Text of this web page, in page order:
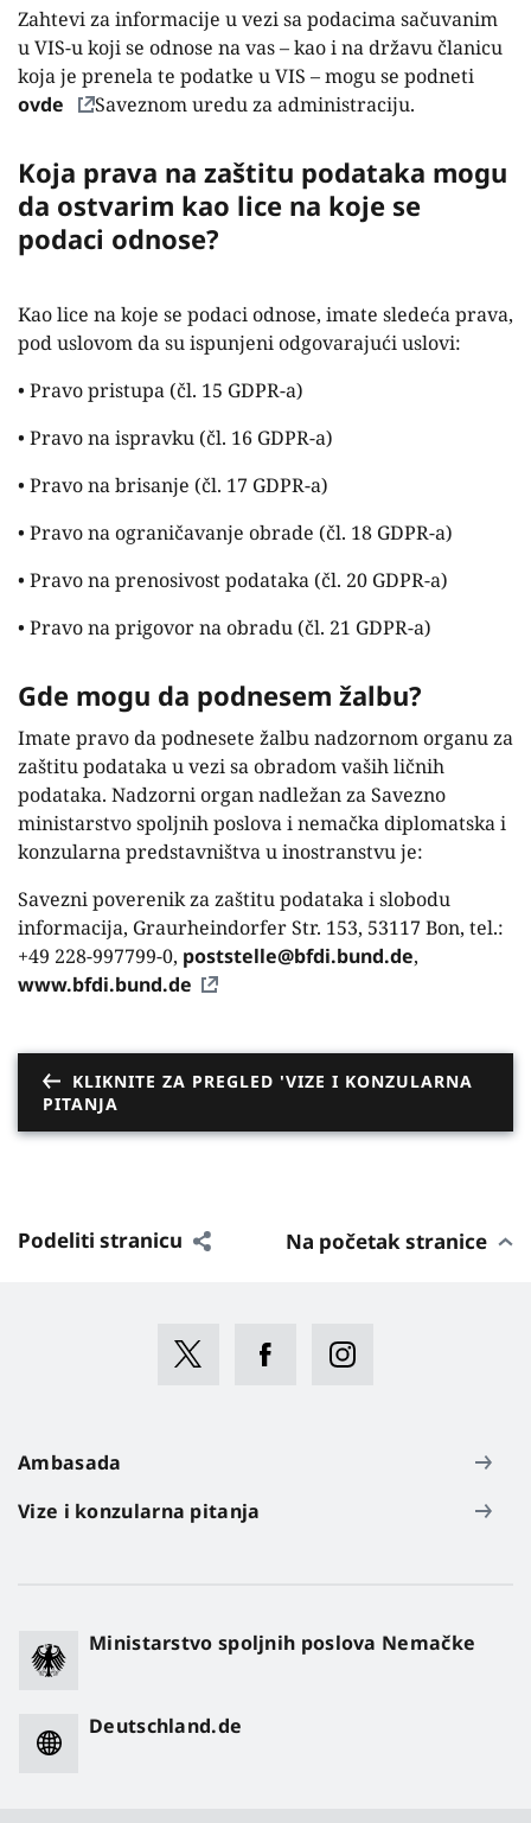
Zahtevi za informacije u vezi sa podacima sačuvanim
u VIS-u koji se odnose na vas – kao i na državu članicu
koja je prenela te podatke u VIS – mogu se podneti
ovde
Saveznom uredu za administraciju.
Koja prava na zaštitu podataka mogu
da ostvarim kao lice na koje se
podaci odnose?
Kao lice na koje se podaci odnose, imate sledeća prava,
pod uslovom da su ispunjeni odgovarajući uslovi:
• Pravo pristupa (čl. 15 GDPR-a)
• Pravo na ispravku (čl. 16 GDPR-a)
• Pravo na brisanje (čl. 17 GDPR-a)
• Pravo na ograničavanje obrade (čl. 18 GDPR-a)
• Pravo na prenosivost podataka (čl. 20 GDPR-a)
• Pravo na prigovor na obradu (čl. 21 GDPR-a)
Gde mogu da podnesem žalbu?
Imate pravo da podnesete žalbu nadzornom organu za
zaštitu podataka u vezi sa obradom vaših ličnih
podataka. Nadzorni organ nadležan za Savezno
ministarstvo spoljnih poslova i nemačka diplomatska i
konzularna predstavništva u inostranstvu je:
Savezni poverenik za zaštitu podataka i slobodu
informacija, Graurheindorfer Str. 153, 53117 Bon, tel.:
+49 228-997799-0, poststelle@bfdi.bund.de,
www.bfdi.bund.de
KLIKNITE ZA PREGLED 'VIZE I KONZULARNA
PITANJA
Podeliti stranicu Na početak stranice
Ambasada
Vize i konzularna pitanja
Ministarstvo spoljnih poslova Nemačke
Deutschland.de